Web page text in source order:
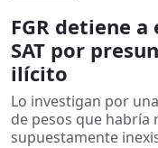
FGR detiene
SAT por
ilícito
Lo investigan por
de pesos que
supuestamente